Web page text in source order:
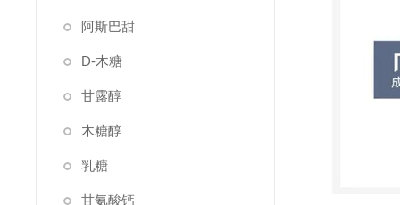
阿斯巴甜
D-木糖
甘露醇
木糖醇
乳糖
甘氨酸钙